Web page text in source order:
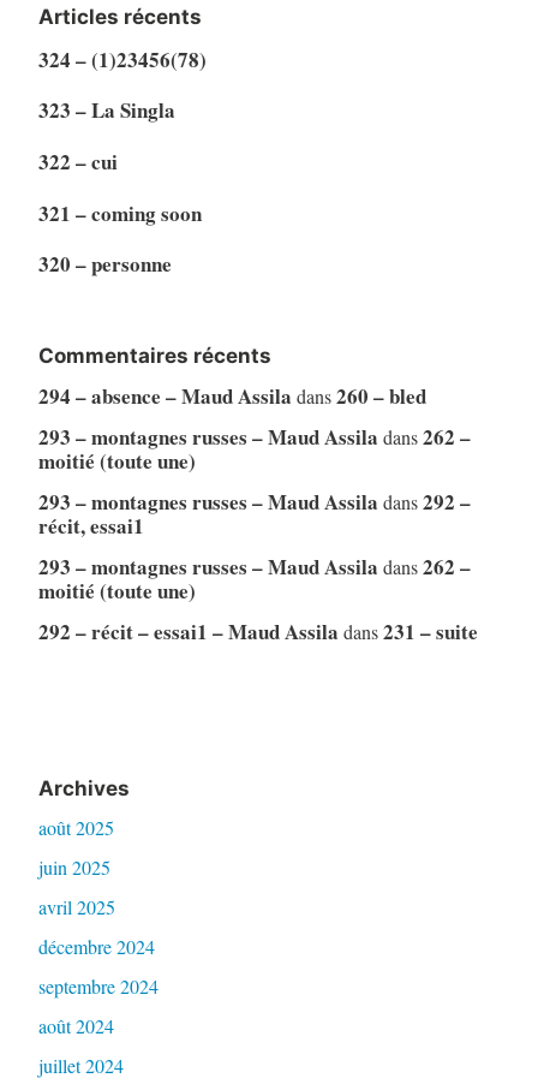
Articles récents
324 – (1)23456(78)
323 – La Singla
322 – cui
321 – coming soon
320 – personne
Commentaires récents
294 – absence – Maud Assila dans260 – bled
293 – montagnes russes – Maud Assila dans262 –
moitié (toute une)
293 – montagnes russes – Maud Assila dans292 –
récit, essai1
293 – montagnes russes – Maud Assila dans262 –
moitié (toute une)
292 – récit – essai1 – Maud Assila dans231 – suite
Archives
août 2025
juin 2025
avril 2025
décembre 2024
septembre 2024
août 2024
juillet 2024